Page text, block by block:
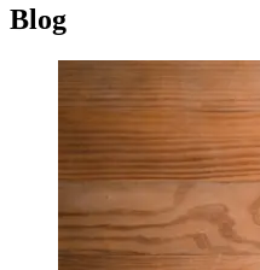
Blog